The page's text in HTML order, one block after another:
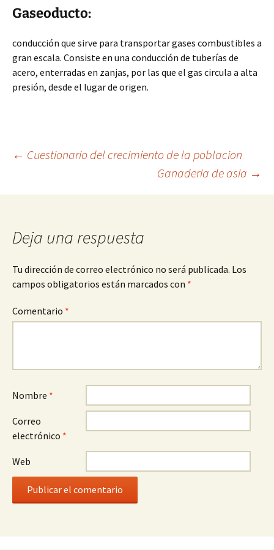
Gaseoducto:
conducción que sirve para transportar gases combustibles a
gran escala. Consiste en una conducción de tuberías de
acero, enterradas en zanjas, por las que el gas circula a alta
presión, desde el lugar de origen.
Navegación
de
entradas
← Cuestionario del crecimiento de la poblacion
Ganaderia de asia →
Deja una respuesta
Tu dirección de correo electrónico no será publicada. Los
campos obligatorios están marcados con *
Comentario *
Nombre *
Correo
electrónico *
Web